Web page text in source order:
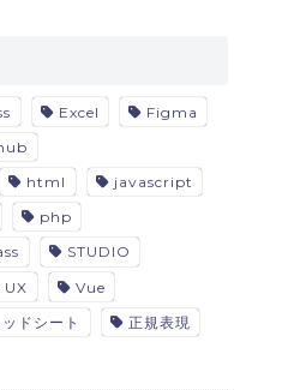
Excel
Figma
html
javascript
php
STUDIO
UX
Vue
ドシート 正規表現